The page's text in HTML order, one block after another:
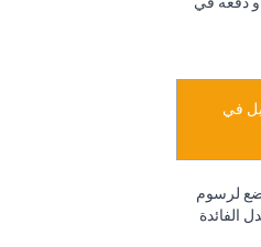
في
لرسوم
الفائدة